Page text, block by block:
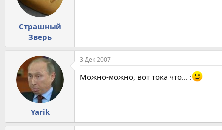
Страшный
Зверь
Yarik
3 Дек 2007
Можно-можно, вот тока что... :